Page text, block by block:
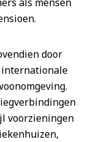
door
voorzieningen